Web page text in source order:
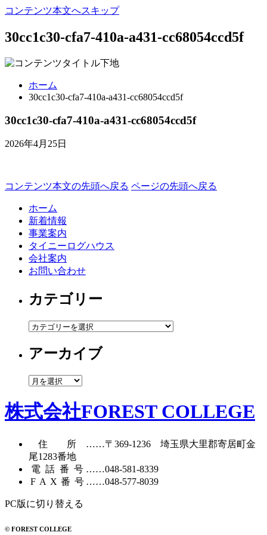
コンテンツ本文へスキップ
30cc1c30-cfa7-410a-a431-cc68054ccd5f
ホーム
30cc1c30-cfa7-410a-a431-cc68054ccd5f
30cc1c30-cfa7-410a-a431-cc68054ccd5f
2026年4月25日
コンテンツ本文の先頭へ戻る ページの先頭へ戻る
ホーム
新着情報
事業案内
タイニーログハウス
会社案内
お問い合わせ
カテゴリー
カ
ゴ
ー
アーカイブ
ア
カ
イ
株式会社FOREST COLLEGE
住所……〒369-1236 埼玉県大里郡寄居町金
尾1283番地
電話番号……048-581-8339
FAX番号……048-577-8039
PC版に切り替える
© FOREST COLLEGE